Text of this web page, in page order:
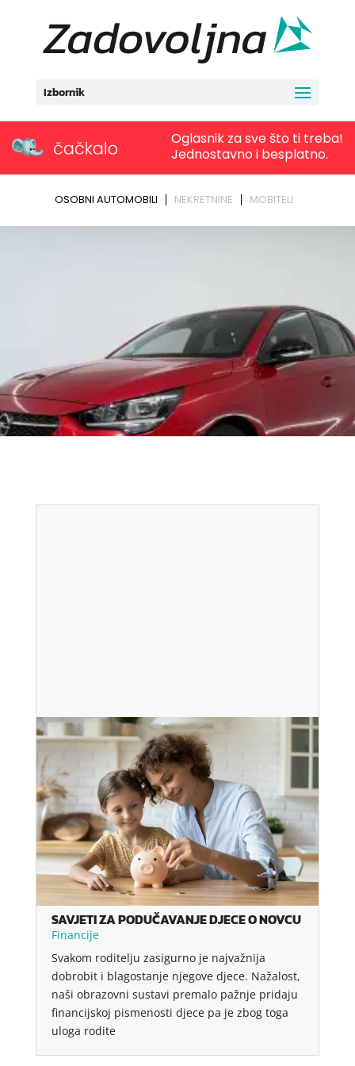
Izbornik
SAVJETI ZA PODUČAVANJE DJECE O NOVCU
Financije
Svakom roditelju zasigurno je najvažnija
dobrobit i blagostanje njegove djece. Nažalost,
naši obrazovni sustavi premalo pažnje pridaju
financijskoj pismenosti djece pa je zbog toga
uloga rodite